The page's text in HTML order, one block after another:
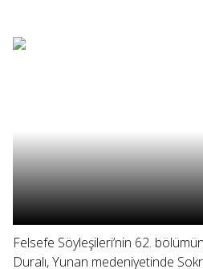
Felsefe Söyleşileri’nin 62.
Duralı, Yunan medeniyetinde